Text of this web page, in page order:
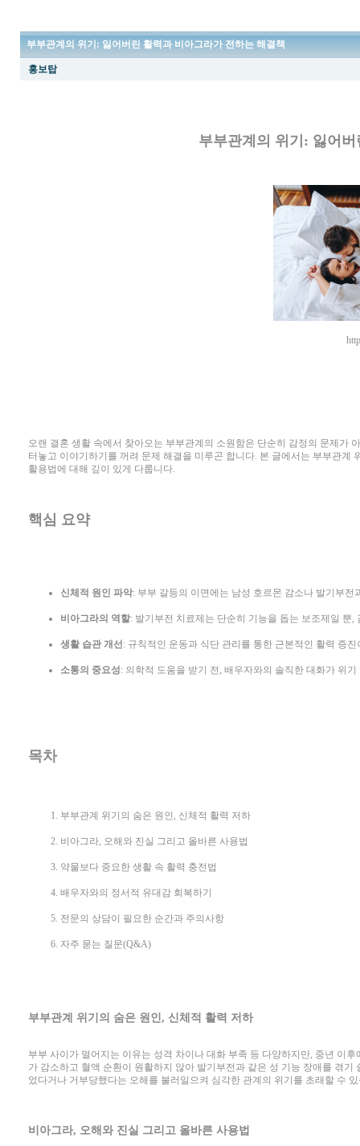
부부관계의 위기: 잃어버린 활력과 비아그라가 전하는 해결책
홍보탑
부부관계의 위기: 잃어
오랜 결혼 생활 속에서 찾아오는 부부관계의 소원함은 단순히 감정의 문제가
터놓고 이야기하기를 꺼려 문제 해결을 미루곤 합니다. 본 글에서는 부부관
활용법에 대해 깊이 있게 다룹니다.
핵심 요약
신체적 원인 파악: 부부 갈등의 이면에는 남성 호르몬 감소나 발기부
비아그라의 역할: 발기부전 치료제는 단순히 기능을 돕는 보조제일 뿐
생활 습관 개선: 규칙적인 운동과 식단 관리를 통한 근본적인 활력 증
소통의 중요성: 의학적 도움을 받기 전, 배우자와의 솔직한 대화가 위
목차
부부관계 위기의 숨은 원인, 신체적 활력 저하
비아그라, 오해와 진실 그리고 올바른 사용법
약물보다 중요한 생활 속 활력 충전법
배우자와의 정서적 유대감 회복하기
전문의 상담이 필요한 순간과 주의사항
자주 묻는 질문(Q&A)
부부관계 위기의 숨은 원인, 신체적 활력 저하
부부 사이가 멀어지는 이유는 성격 차이나 대화 부족 등 다양하지만, 중년 이
가 감소하고 혈액 순환이 원활하지 않아 발기부전과 같은 성 기능 장애를 겪
었다거나 거부당했다는 오해를 불러일으켜 심각한 관계의 위기를 초래할 수
비아그라, 오해와 진실 그리고 올바른 사용법